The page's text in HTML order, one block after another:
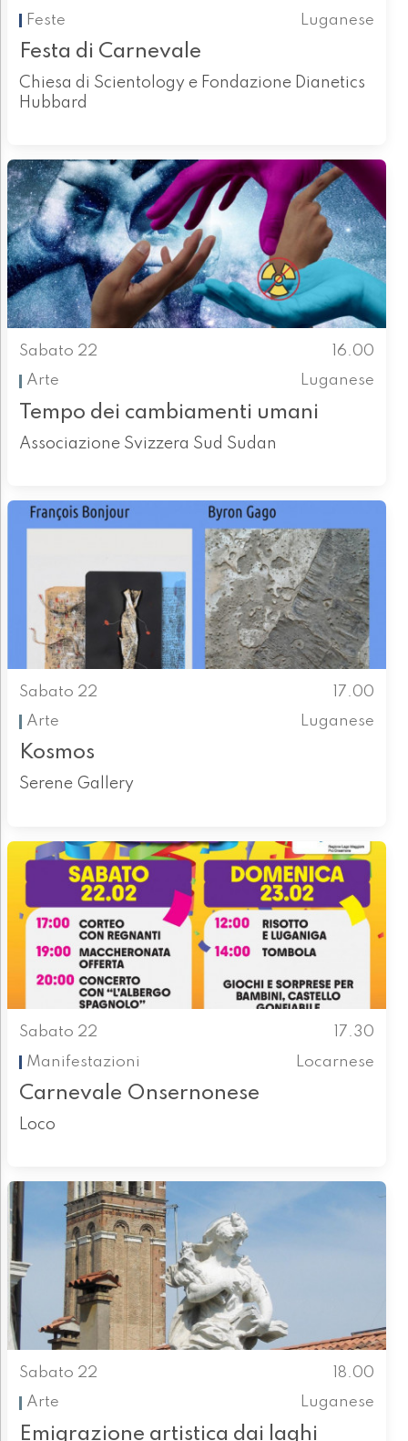
Feste
Luganese
Festa di Carnevale
Chiesa di Scientology e Fondazione Dianetics
Hubbard
Sabato 22
16.00
Arte
Luganese
Tempo dei cambiamenti umani
Associazione Svizzera Sud Sudan
Sabato 22
17.00
Arte
Luganese
Kosmos
Serene Gallery
Sabato 22
17.30
Manifestazioni
Locarnese
Carnevale Onsernonese
Loco
Sabato 22
18.00
Arte
Luganese
Emigrazione artistica dai laghi